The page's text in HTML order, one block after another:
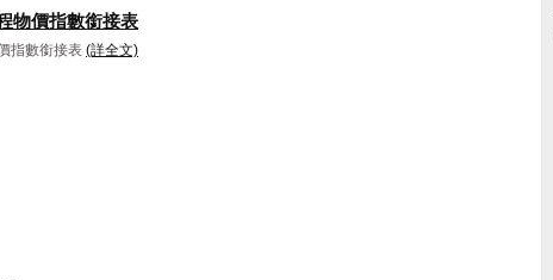
物價指數銜接表
指數銜接表 (詳全文)